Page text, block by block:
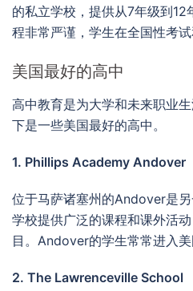
的私立学校，提供从7年级到
程非常严谨，学生在全国性考试
美国最好的高中
高中教育是为大学和未来职业
下是一些美国最好的高中。
1. Phillips Academy Andover
位于马萨诸塞州的Andover是另
学校提供广泛的课程和课外活
目。Andover的学生常常进入美
2. The Lawrenceville School